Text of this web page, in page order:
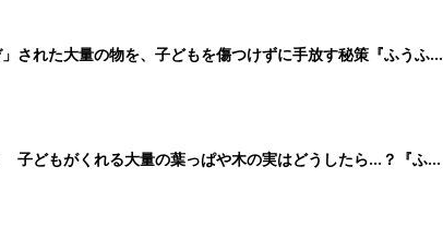
された大量の物を、子どもを傷つけずに手放す秘策『ふうふう
子どもがくれる大量の葉っぱや木の実はどうしたら…？『ふう